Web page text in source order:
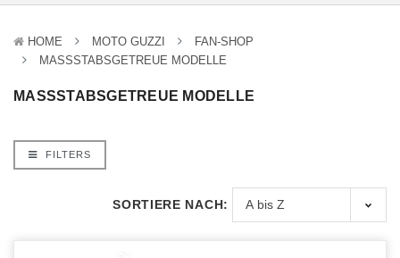
HOME MOTO GUZZI
FAN-SHOP
MASSSTABSGETREUE MODELLE
MASSSTABSGETREUE MODELLE
FILTERS
SORTIERE NACH: